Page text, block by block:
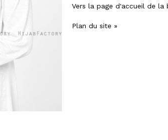
Vers la page d'accueil de la
Plan du site »